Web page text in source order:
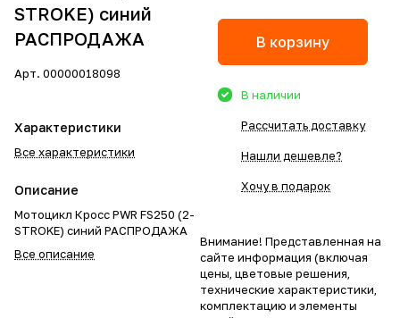
STROKE) синий
РАСПРОДАЖА
Арт. 00000018098
Характеристики
Все характеристики
Описание
Мотоцикл Кросс PWR FS250 (2-
STROKE) синий РАСПРОДАЖА
Все описание
В корзину
В наличии
Рассчитать доставку
Нашли дешевле?
Хочу в подарок
Внимание! Представленная на
сайте информация (включая
цены, цветовые решения,
технические характеристики,
комплектацию и элементы